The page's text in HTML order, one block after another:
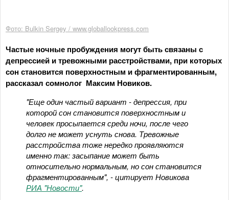
Фото: Bulkin Sergey / www.globallookpress.com
Частые ночные пробуждения могут быть связаны с
депрессией и тревожными расстройствами, при которых
сон становится поверхностным и фрагментированным,
рассказал сомнолог Максим Новиков.
"Еще один частый вариант - депрессия, при
которой сон становится поверхностным и
человек просыпается среди ночи, после чего
долго не может уснуть снова. Тревожные
расстройства тоже нередко проявляются
именно так: засыпание может быть
относительно нормальным, но сон становится
фрагментированным", - цитирует Новикова
РИА "Новости".